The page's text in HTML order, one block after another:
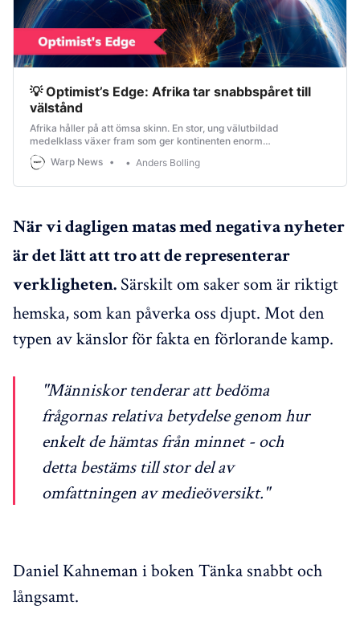
💡 Optimist’s Edge: Afrika tar snabbspåret till
välstånd
Afrika håller på att ömsa skinn. En stor, ung välutbildad
medelklass växer fram som ger kontinenten enorm
utvecklingspotential. Framtiden finns i ny teknik och vässat
jordbruk.Warp News Anders Bolling
När vi dagligen matas med negativa nyheter
är det lätt att tro att de representerar
verkligheten. Särskilt om saker som är riktigt
hemska, som kan påverka oss djupt. Mot den
typen av känslor för fakta en förlorande kamp.
"Människor tenderar att bedöma
frågornas relativa betydelse genom hur
enkelt de hämtas från minnet - och
detta bestäms till stor del av
omfattningen av medieöversikt."
Daniel Kahneman i boken Tänka snabbt och
långsamt.